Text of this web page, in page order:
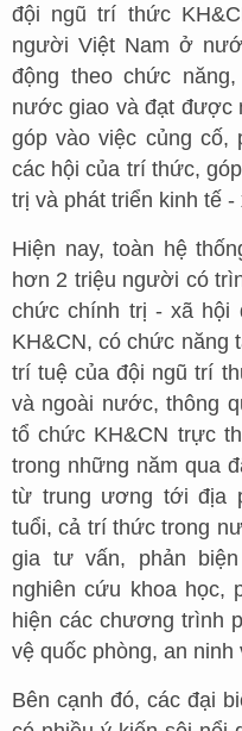
đội ngũ trí thức
người Việt Nam ở
động theo chức
nước giao và đạt được
góp vào việc củng cố,
các hội của trí thức,
trị và phát triển kinh tế
Hiện nay, toàn hệ
hơn 2 triệu người có
chức chính trị - xã hội
KH&CN, có chức năng
trí tuệ của đội ngũ trí
và ngoài nước, thông
tổ chức KH&CN trực
trong những năm qua
từ trung ương tới địa
tuổi, cả trí thức trong
gia tư vấn, phản
nghiên cứu khoa học,
hiện các chương trình
vệ quốc phòng, an ninh
Bên cạnh đó, các đại